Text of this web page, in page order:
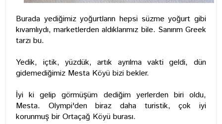
Burada yediğimiz yoğurtların hepsi süzme yoğurt gibi
kıvamlıydı, marketlerden aldıklarımız bile. Sanırım Greek
tarzı bu.
Yedik, içtik, yüzdük, artık ayrılma vakti geldi, dün
gidemediğimiz Mesta Köyü bizi bekler.
İyi ki gelip görmüşüm dediğim yerlerden biri oldu,
Mesta. Olympi'den biraz daha turistik, çok iyi
korunmuş bir Ortaçağ Köyü burası.